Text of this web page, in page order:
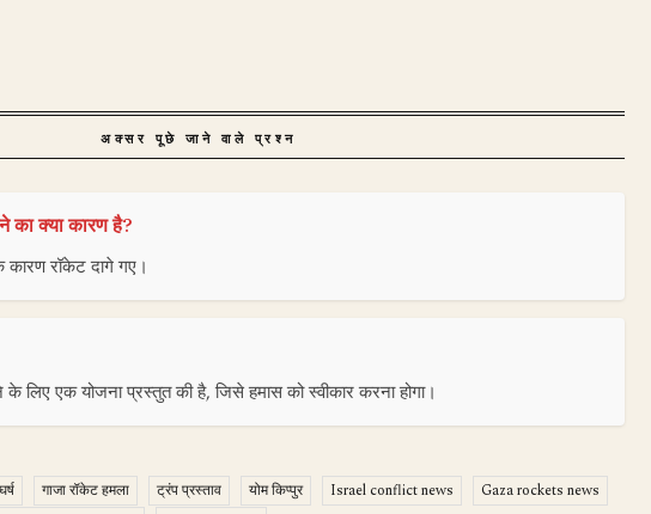
अक्सर पूछे जाने वाले प्रश्न
का क्या कारण है?
कारण रॉकेट दागे गए।
लिए एक योजना प्रस्तुत की है, जिसे हमास को स्वीकार करना होगा।
गाजा रॉकेट हमला ट्रंप प्रस्ताव योम किप्पुर Israel conflict news
Gaza rockets news